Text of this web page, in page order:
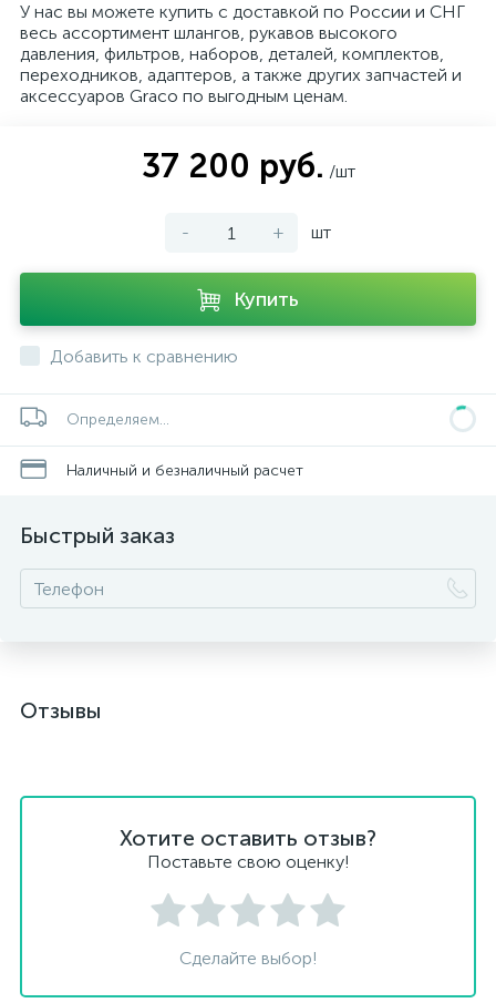
У нас вы можете купить с доставкой по России и СНГ
весь ассортимент шлангов, рукавов высокого
давления, фильтров, наборов, деталей, комплектов,
переходников, адаптеров, а также других запчастей и
аксессуаров Graco по выгодным ценам.
37 200 руб. /шт
- + шт
Купить
Добавить к сравнению
Определяем...
Наличный и безналичный расчет
Быстрый заказ
Отзывы
Хотите оставить отзыв?
Поставьте свою оценку!
Сделайте выбор!